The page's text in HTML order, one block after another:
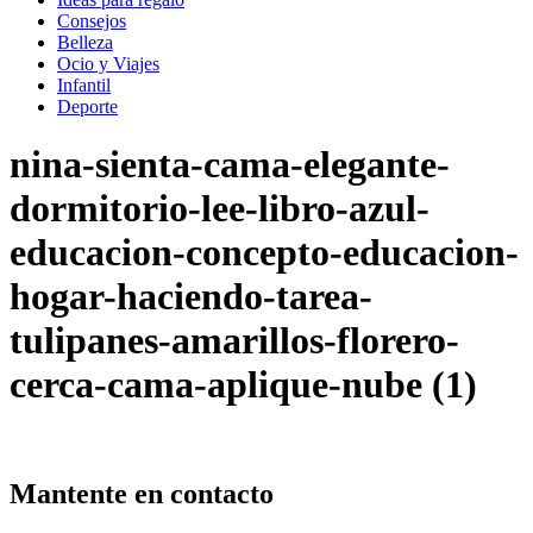
Consejos
Belleza
Ocio y Viajes
Infantil
Deporte
nina-sienta-cama-elegante-
dormitorio-lee-libro-azul-
educacion-concepto-educacion-
hogar-haciendo-tarea-
tulipanes-amarillos-florero-
cerca-cama-aplique-nube (1)
Mantente en contacto